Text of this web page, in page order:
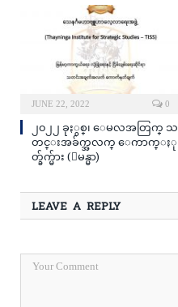
JUNE 22, 2022 0
၂၀၂၂ ခုႏွစ္၊ ေမလအတြက္ သ
တင္းအခ်က္အလက္ ေကာက္ႏု
တ္ခ်က္မ်ား (ျမန္မာ)
LEAVE A REPLY